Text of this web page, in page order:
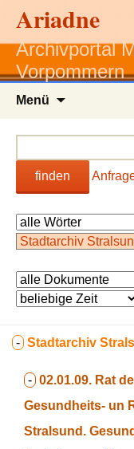
Ariadne
Archivportal
Vorpommern
Menü
finden
- Stadtarchiv
- 02.01.09. Rat
Gesundheits- un
Stralsund.